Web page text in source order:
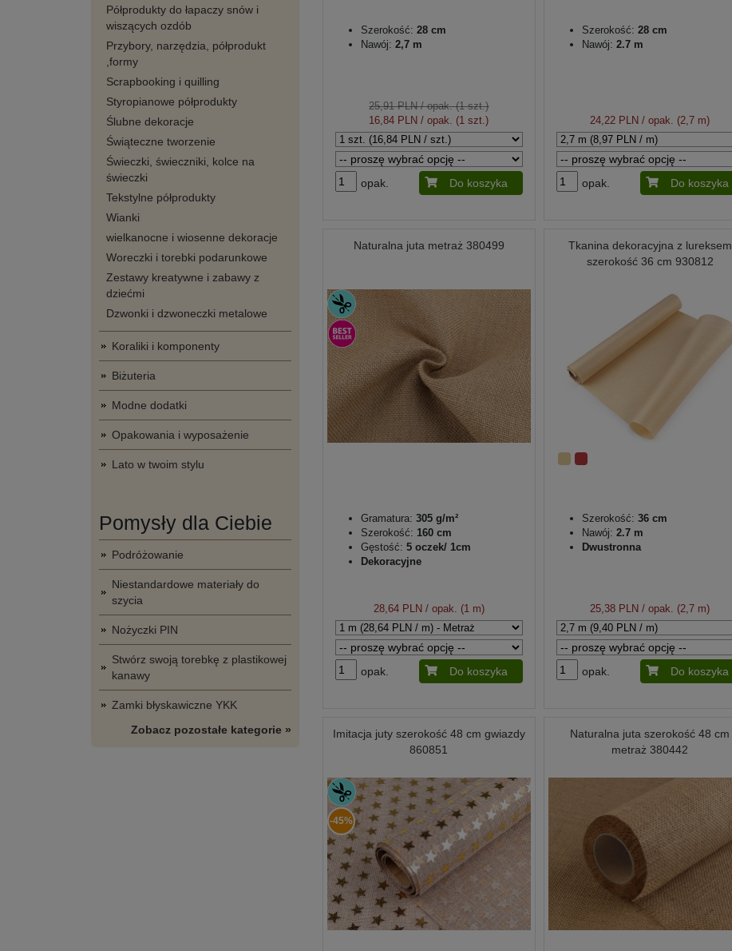
Półprodukty do łapaczy snów i
wiszących ozdób
Przybory, narzędzia, półprodukt
,formy
Scrapbooking i quilling
Styropianowe półprodukty
Ślubne dekoracje
Świąteczne tworzenie
Świeczki, świeczniki, kolce na
świeczki
Tekstylne półprodukty
Wianki
wielkanocne i wiosenne dekoracje
Woreczki i torebki podarunkowe
Zestawy kreatywne i zabawy z
dziećmi
Dzwonki i dzwoneczki metalowe
Koraliki i komponenty
Biżuteria
Modne dodatki
Opakowania i wyposażenie
Lato w twoim stylu
Pomysły dla Ciebie
Podróżowanie
Niestandardowe materiały do
szycia
Nożyczki PIN
Stwórz swoją torebkę z plastikowej
kanawy
Zamki błyskawiczne YKK
Zobacz pozostałe kategorie »
Szerokość: 28 cm
Nawój: 2,7 m
25,91 PLN/ opak. (1 szt.)
16,84 PLN / opak. (1 szt.)
opak. Do koszyka
Szerokość: 28 cm
Nawój: 2.7 m
24,22 PLN / opak. (2,7 m)
opak. Do koszyka
Naturalna juta metraż 380499
Gramatura: 305 g/m²
Szerokość: 160 cm
Gęstość: 5 oczek/ 1cm
Dekoracyjne
28,64 PLN/ opak. (1 m)
opak. Do koszyka
Tkanina dekoracyjna z lureksem
szerokość 36 cm 930812
Szerokość: 36 cm
Nawój: 2.7 m
Dwustronna
25,38 PLN / opak. (2,7 m)
opak. Do koszyka
Imitacja juty szerokość 48 cm gwiazdy
860851
-45%
Naturalna juta szerokość 48 cm
metraż 380442